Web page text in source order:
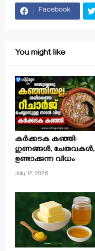
Facebook
You might like
കർക്കടക കഞ്ഞി:
ഗുണങ്ങൾ, ചേരുവകൾ,
ഉണ്ടാക്കുന്ന വിധം
July 12, 2026